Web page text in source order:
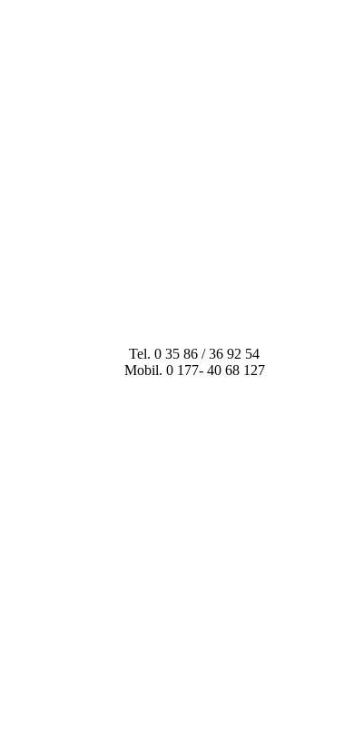
Tel. 0 35 86 / 36 92 54
Mobil. 0 177- 40 68 127